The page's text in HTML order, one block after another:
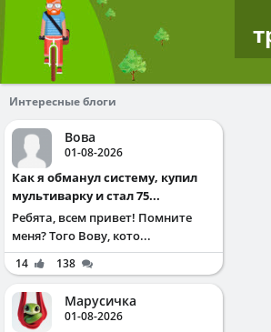
Интересные блоги
Вова
01-08-2026
Как я обманул систему, купил
мультиварку и стал 75...
Ребята, всем привет! Помните
меня? Того Вову, кото...
14 138
Марусичка
01-08-2026